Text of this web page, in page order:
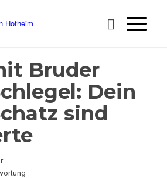
Bruder
Dein
sind